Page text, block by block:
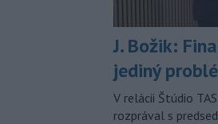
J. Božik:
jediný
V relácii Štúdio
rozprával s